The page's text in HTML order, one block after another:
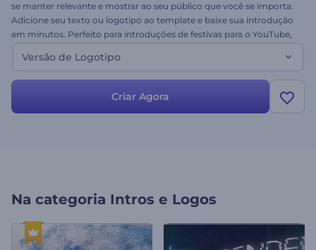
se manter relevante e mostrar ao seu público que você se importa.
Adicione seu texto ou logotipo ao template e baixe sua introdução
em minutos. Perfeito para introduções de festivas para o YouTube,
aberturas de vídeo, apresentações e muito mais. Obtenha sua
introdução hoje mesmo!
Versão de Logotipo
Criar Agora
Na categoria Intros e Logos